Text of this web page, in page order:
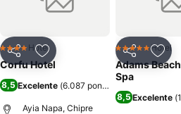
PartilharAdicionar aos favoritos
4 EstrelasHotel
Corfu Hotel
8,5 Excelente (6.087 pontuações
Ayia Napa, Chipre
Partilhar
5 EstrelasHotel
Adams
Spa
8,5 Excelente (